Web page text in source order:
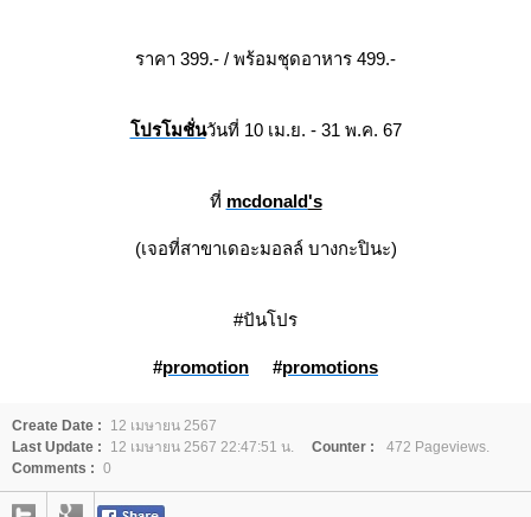
ราคา 399.- / พร้อมชุดอาหาร 499.-
ปรโมชั่นวันที่ 10 เม.ย. - 31 พ.ค. 67
ที่ mcdonald's
(เจอที่สาขาเดอะมอลล์ บางกะปินะ)
#ปันโปร
#promotion #promotions
Create Date :
12 เมษายน 2567
Last Update :
12 เมษายน 2567 22:47:51 น. Counter :
472 Pageviews.
Comments : 0